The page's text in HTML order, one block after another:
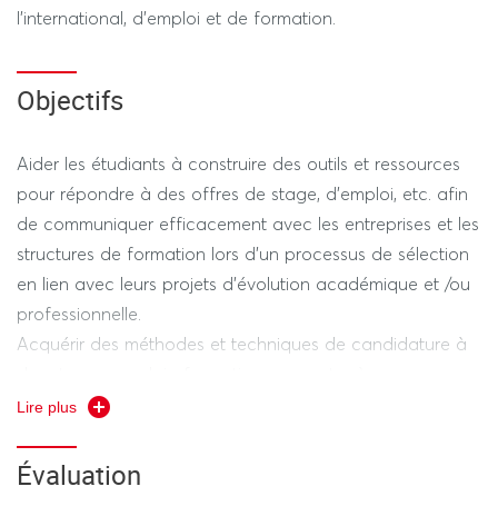
l'international, d'emploi et de formation.
Objectifs
Aider les étudiants à construire des outils et ressources
pour répondre à des offres de stage, d’emploi, etc. afin
de communiquer efficacement avec les entreprises et les
structures de formation lors d’un processus de sélection
en lien avec leurs projets d’évolution académique et /ou
professionnelle.
Acquérir des méthodes et techniques de candidature à
l'international.
Lire plus
Évaluation